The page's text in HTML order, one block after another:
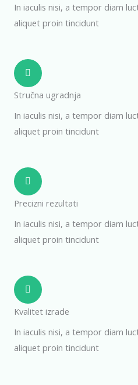
In iaculis nisi, a tempor diam
aliquet proin tincidunt
Stručna ugradnja
In iaculis nisi, a tempor diam
aliquet proin tincidunt
Precizni rezultati
In iaculis nisi, a tempor diam
aliquet proin tincidunt
Kvalitet izrade
In iaculis nisi, a tempor diam
aliquet proin tincidunt